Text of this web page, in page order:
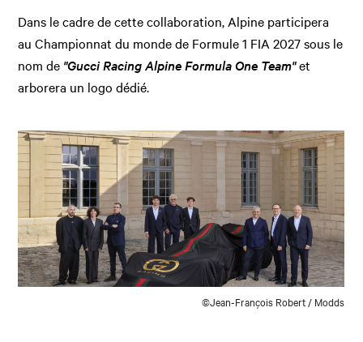
Dans le cadre de cette collaboration, Alpine participera
au Championnat du monde de Formule 1 FIA 2027 sous le
nom de "Gucci Racing Alpine Formula One Team"et
arborera un logo dédié.
©Jean-François Robert / Modds